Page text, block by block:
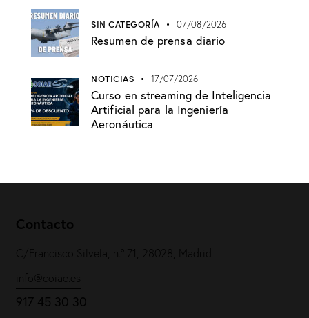
SIN CATEGORÍA 07/08/2026
Resumen de prensa diario
NOTICIAS 17/07/2026
Curso en streaming de Inteligencia
Artificial para la Ingeniería
Aeronáutica
Contacto
C/Francisco Silvela, n.º 71, 28028, Madrid
info@coiae.es
917 45 30 30